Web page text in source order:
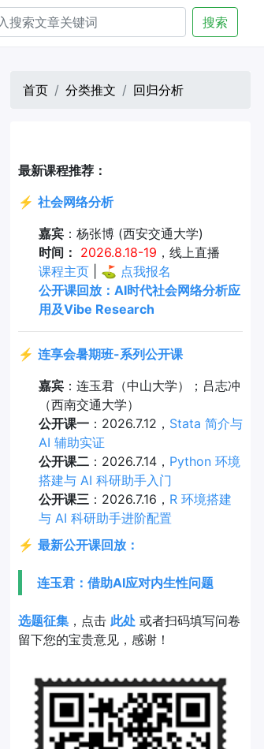
搜索
首页 分类推文 回归分析
最新课程推荐：
⚡ 社会网络分析
嘉宾：杨张博 (西安交通大学)
时间： 2026.8.18-19 ，线上直播
课程主页| ⛳ 点我报名
公开课回放：AI时代社会网络分析应
用及Vibe Research
⚡ 连享会暑期班-系列公开课
嘉宾：连玉君（中山大学）；吕志冲
（西南交通大学）
公开课一：2026.7.12， Stata 简介与
AI 辅助实证
公开课二：2026.7.14， Python 环境
搭建与 AI 科研助手入门
公开课三：2026.7.16， R 环境搭建
与 AI 科研助手进阶配置
⚡ 最新公开课回放：
连玉君：借助AI应对内生性问题
选题征集 ，点击 此处 或者扫码填写问卷
留下您的宝贵意见，感谢！